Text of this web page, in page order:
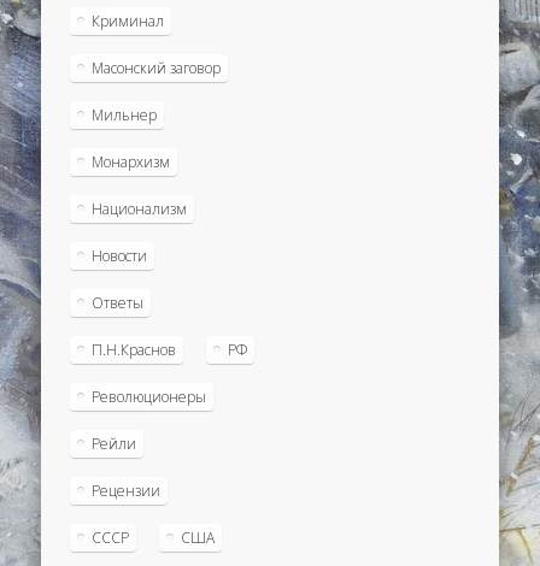
Криминал
Масонский заговор
Мильнер
Монархизм
Национализм
Новости
Ответы
П.Н.Краснов РФ
Революционеры
Рейли
Рецензии
СССР США